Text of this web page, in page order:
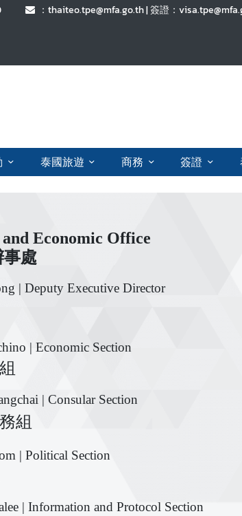
：thaiteo.tpe@mfa.go.th | 簽證：
泰國旅遊 商務 簽證
Economic Office
事處
| Deputy Executive Director
| Economic Section
| Consular Section
組
| Political Section
| Information and Protocol Section